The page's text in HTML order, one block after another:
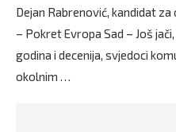
Dejan Rabrenović, kandidat
– Pokret Evropa Sad – Još
godina i decenija, svjedoci
okolnim …